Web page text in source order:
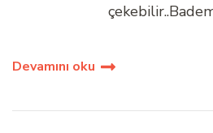
Devamını oku